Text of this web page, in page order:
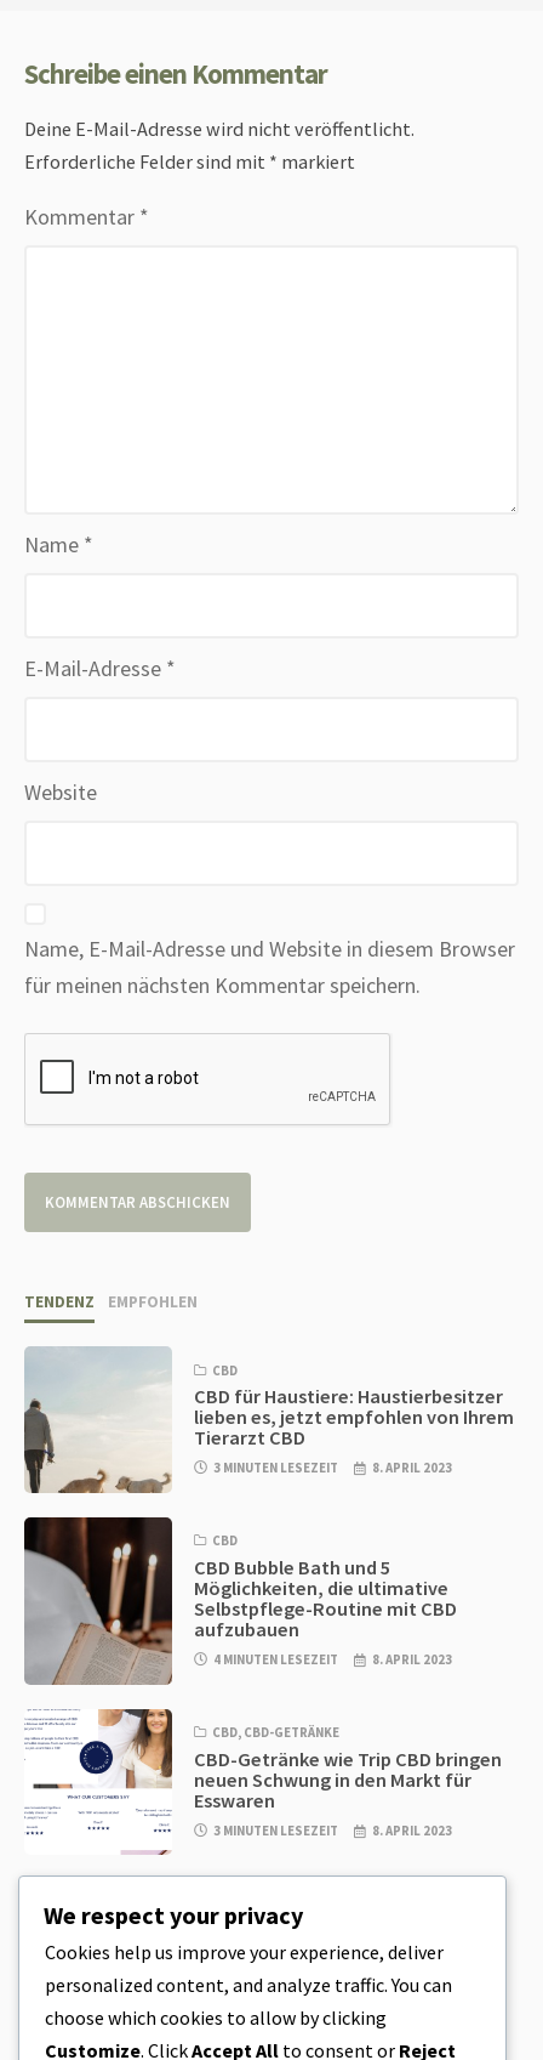
Schreibe einen Kommentar
Deine E-Mail-Adresse wird nicht veröffentlicht.
Erforderliche Felder sind mit * markiert
Kommentar *
Name *
E-Mail-Adresse *
Website
Name, E-Mail-Adresse und Website in diesem Browser
für meinen nächsten Kommentar speichern.
TENDENZ EMPFOHLEN
CBD
CBD für Haustiere: Haustierbesitzer
lieben es, jetzt empfohlen von Ihrem
Tierarzt CBD
3 MINUTEN LESEZEIT 8. APRIL 2023
CBD
CBD Bubble Bath und 5
Möglichkeiten, die ultimative
Selbstpflege-Routine mit CBD
aufzubauen
4 MINUTEN LESEZEIT 8. APRIL 2023
CBD, CBD-GETRÄNKE
CBD-Getränke wie Trip CBD bringen
neuen Schwung in den Markt für
Esswaren
3 MINUTEN LESEZEIT 8. APRIL 2023
CBD EDIBLES
CBD-Plätzchenteig & unglaublich
einfache CBD-Esswaren, die Sie zu
Hause herstellen können
4 MINUTEN LESEZEIT
We respect your privacy
Cookies help us improve your experience, deliver
personalized content, and analyze traffic. You can
choose which cookies to allow by clicking
Customize. ClickAccept All to consent or Reject